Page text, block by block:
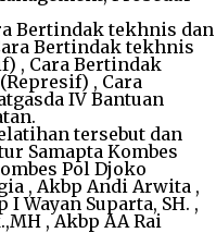
Bertindak tekhnis dan
Bertindak tekhnis
, Cara Bertindak
, Cara
IV Bantuan
tersebut dan
Samapta Kombes
Pol Djoko
, Akbp Andi Arwita ,
Wayan Suparta, SH. ,
, Akbp AA Rai